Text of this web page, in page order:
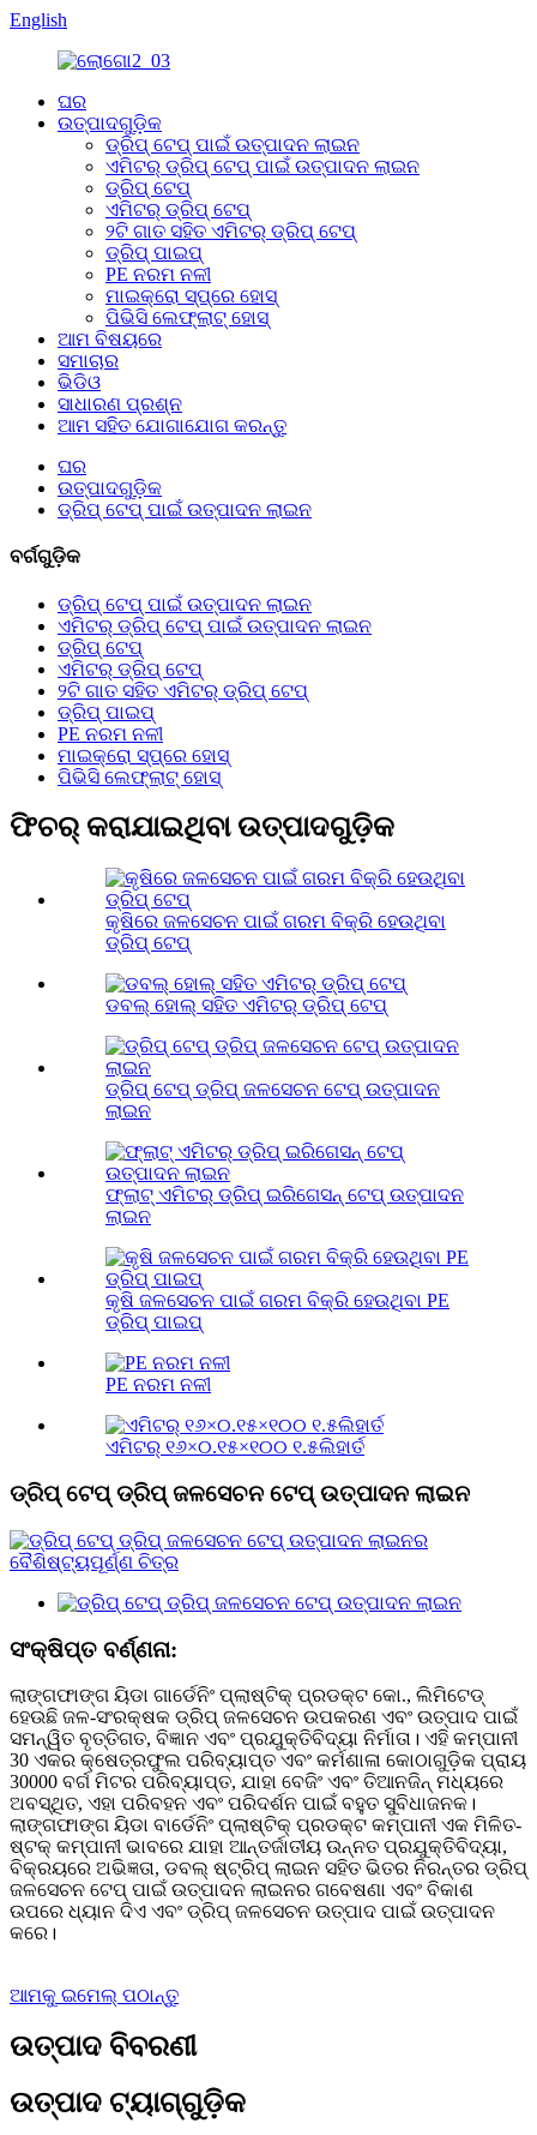
English
ଘର
ଉତ୍ପାଦଗୁଡ଼ିକ
ଡ୍ରିପ୍ ଟେପ୍ ପାଇଁ ଉତ୍ପାଦନ ଲାଇନ
ଏମିଟର୍ ଡ୍ରିପ୍ ଟେପ୍ ପାଇଁ ଉତ୍ପାଦନ ଲାଇନ
ଡ୍ରିପ୍ ଟେପ୍
ଏମିଟର୍ ଡ୍ରିପ୍ ଟେପ୍
୨ଟି ଗାତ ସହିତ ଏମିଟର୍ ଡ୍ରିପ୍ ଟେପ୍
ଡ୍ରିପ୍ ପାଇପ୍
PE ନରମ ନଳୀ
ମାଇକ୍ରୋ ସ୍ପ୍ରେ ହୋସ୍
ପିଭିସି ଲେଫ୍ଲାଟ୍ ହୋସ୍
ଆମ ବିଷୟରେ
ସମାଚାର
ଭିଡିଓ
ସାଧାରଣ ପ୍ରଶ୍ନ
ଆମ ସହିତ ଯୋଗାଯୋଗ କରନ୍ତୁ
ଘର
ଉତ୍ପାଦଗୁଡ଼ିକ
ଡ୍ରିପ୍ ଟେପ୍ ପାଇଁ ଉତ୍ପାଦନ ଲାଇନ
ବର୍ଗଗୁଡ଼ିକ
ଡ୍ରିପ୍ ଟେପ୍ ପାଇଁ ଉତ୍ପାଦନ ଲାଇନ
ଏମିଟର୍ ଡ୍ରିପ୍ ଟେପ୍ ପାଇଁ ଉତ୍ପାଦନ ଲାଇନ
ଡ୍ରିପ୍ ଟେପ୍
ଏମିଟର୍ ଡ୍ରିପ୍ ଟେପ୍
୨ଟି ଗାତ ସହିତ ଏମିଟର୍ ଡ୍ରିପ୍ ଟେପ୍
ଡ୍ରିପ୍ ପାଇପ୍
PE ନରମ ନଳୀ
ମାଇକ୍ରୋ ସ୍ପ୍ରେ ହୋସ୍
ପିଭିସି ଲେଫ୍ଲାଟ୍ ହୋସ୍
ଫିଚର୍ କରାଯାଇଥିବା ଉତ୍ପାଦଗୁଡ଼ିକ
କୃଷିରେ ଜଳସେଚନ ପାଇଁ ଗରମ ବିକ୍ରି ହେଉଥିବା
ଡ୍ରିପ୍ ଟେପ୍
ଡବଲ୍ ହୋଲ୍ ସହିତ ଏମିଟର୍ ଡ୍ରିପ୍ ଟେପ୍
ଡ୍ରିପ୍ ଟେପ୍ ଡ୍ରିପ୍ ଜଳସେଚନ ଟେପ୍ ଉତ୍ପାଦନ
ଲାଇନ
ଫ୍ଲାଟ୍ ଏମିଟର୍ ଡ୍ରିପ୍ ଇରିଗେସନ୍ ଟେପ୍ ଉତ୍ପାଦନ
ଲାଇନ
କୃଷି ଜଳସେଚନ ପାଇଁ ଗରମ ବିକ୍ରି ହେଉଥିବା PE
ଡ୍ରିପ୍ ପାଇପ୍
PE ନରମ ନଳୀ
ଏମିଟର୍ ୧୬×୦.୧୫×୧୦୦ ୧.୫ଲିହାର୍ତ
ଡ୍ରିପ୍ ଟେପ୍ ଡ୍ରିପ୍ ଜଳସେଚନ ଟେପ୍ ଉତ୍ପାଦନ ଲାଇନ
ସଂକ୍ଷିପ୍ତ ବର୍ଣ୍ଣନା:
ଲାଙ୍ଗଫାଙ୍ଗ ୟିଡା ଗାର୍ଡେନିଂ ପ୍ଲାଷ୍ଟିକ୍ ପ୍ରଡକ୍ଟ କୋ., ଲିମିଟେଡ୍
ହେଉଛି ଜଳ-ସଂରକ୍ଷକ ଡ୍ରିପ୍ ଜଳସେଚନ ଉପକରଣ ଏବଂ ଉତ୍ପାଦ ପାଇଁ
ସମନ୍ୱିତ ବୃତ୍ତିଗତ, ବିଜ୍ଞାନ ଏବଂ ପ୍ରଯୁକ୍ତିବିଦ୍ୟା ନିର୍ମାତା। ଏହି କମ୍ପାନୀ
30 ଏକର କ୍ଷେତ୍ରଫୁଲ ପରିବ୍ୟାପ୍ତ ଏବଂ କର୍ମଶାଳା କୋଠାଗୁଡ଼ିକ ପ୍ରାୟ
30000 ବର୍ଗ ମିଟର ପରିବ୍ୟାପ୍ତ, ଯାହା ବେଜିଂ ଏବଂ ତିଆନଜିନ୍ ମଧ୍ୟରେ
ଅବସ୍ଥିତ, ଏହା ପରିବହନ ଏବଂ ପରିଦର୍ଶନ ପାଇଁ ବହୁତ ସୁବିଧାଜନକ।
ଲାଙ୍ଗଫାଙ୍ଗ ୟିଡା ବାର୍ଡେନିଂ ପ୍ଲାଷ୍ଟିକ୍ ପ୍ରଡକ୍ଟ କମ୍ପାନୀ ଏକ ମିଳିତ-
ଷ୍ଟକ୍ କମ୍ପାନୀ ଭାବରେ ଯାହା ଆନ୍ତର୍ଜାତୀୟ ଉନ୍ନତ ପ୍ରଯୁକ୍ତିବିଦ୍ୟା,
ବିକ୍ରୟରେ ଅଭିଜ୍ଞତା, ଡବଲ୍ ଷ୍ଟ୍ରିପ୍ ଲାଇନ ସହିତ ଭିତର ନିରନ୍ତର ଡ୍ରିପ୍
ଜଳସେଚନ ଟେପ୍ ପାଇଁ ଉତ୍ପାଦନ ଲାଇନର ଗବେଷଣା ଏବଂ ବିକାଶ
ଉପରେ ଧ୍ୟାନ ଦିଏ ଏବଂ ଡ୍ରିପ୍ ଜଳସେଚନ ଉତ୍ପାଦ ପାଇଁ ଉତ୍ପାଦନ
କରେ।
ଆମକୁ ଇମେଲ୍ ପଠାନ୍ତୁ
ଉତ୍ପାଦ ବିବରଣୀ
ଉତ୍ପାଦ ଟ୍ୟାଗ୍‌ଗୁଡ଼ିକ